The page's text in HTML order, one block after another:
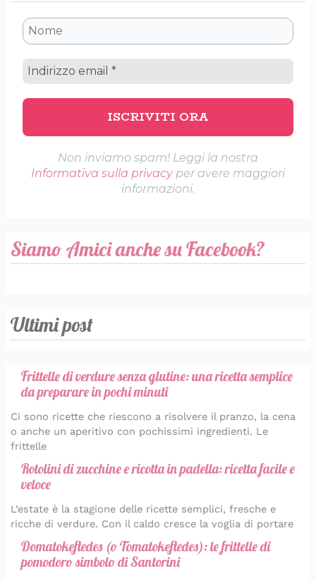
Non inviamo spam! Leggi la nostra
Informativa sulla privacyper avere maggiori
informazioni.
Siamo Amici anche su Facebook?
Ultimi post
Frittelle di verdure senza glutine: una ricetta semplice
da preparare in pochi minuti
Ci sono ricette che riescono a risolvere il pranzo, la cena
o anche un aperitivo con pochissimi ingredienti. Le
frittelle
Rotolini di zucchine e ricotta in padella: ricetta facile e
veloce
L’estate è la stagione delle ricette semplici, fresche e
ricche di verdure. Con il caldo cresce la voglia di portare
Domatokeftedes (o Tomatokeftedes): le frittelle di
pomodoro simbolo di Santorini